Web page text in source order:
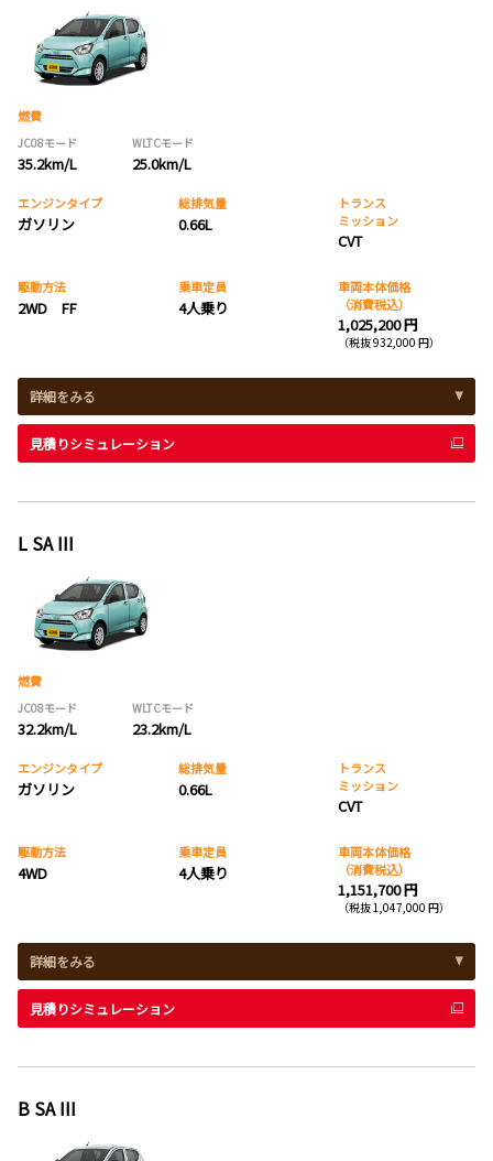
燃費
JC08モード
35.2km/L
WLTCモード
25.0km/L
エンジンタイプ
ガソリン
総排気量
0.66L
トランス
ミッション
CVT
駆動方法
2WD FF
乗車定員
4人乗り
車両本体価格
（消費税込）
1,025,200 円
（税抜 932,000 円）
詳細をみる
見積りシミュレーション
L SA III
燃費
JC08モード
32.2km/L
WLTCモード
23.2km/L
エンジンタイプ
ガソリン
総排気量
0.66L
トランス
ミッション
CVT
駆動方法
4WD
乗車定員
4人乗り
車両本体価格
（消費税込）
1,151,700 円
（税抜 1,047,000 円）
詳細をみる
見積りシミュレーション
B SA III